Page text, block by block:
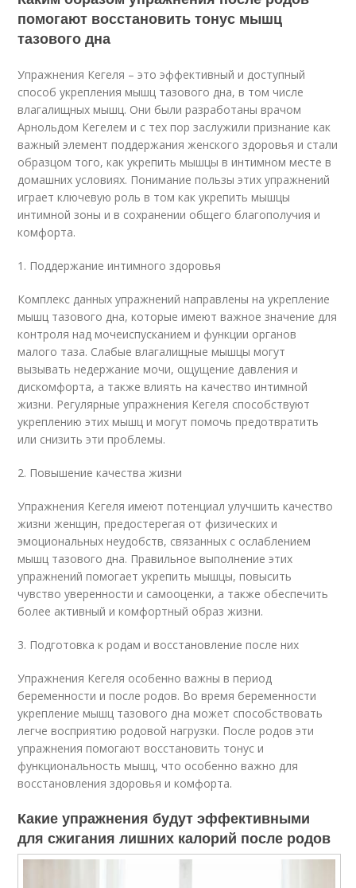
помогают восстановить тонус мышц
тазового дна
Упражнения Кегеля – это эффективный и доступный
способ укрепления мышц тазового дна, в том числе
влагалищных мышц. Они были разработаны врачом
Арнольдом Кегелем и с тех пор заслужили признание как
важный элемент поддержания женского здоровья и стали
образцом того, как укрепить мышцы в интимном месте в
домашних условиях. Понимание пользы этих упражнений
играет ключевую роль в том как укрепить мышцы
интимной зоны и в сохранении общего благополучия и
комфорта.
1. Поддержание интимного здоровья
Комплекс данных упражнений направлены на укрепление
мышц тазового дна, которые имеют важное значение для
контроля над мочеиспусканием и функции органов
малого таза. Слабые влагалищные мышцы могут
вызывать недержание мочи, ощущение давления и
дискомфорта, а также влиять на качество интимной
жизни. Регулярные упражнения Кегеля способствуют
укреплению этих мышц и могут помочь предотвратить
или снизить эти проблемы.
2. Повышение качества жизни
Упражнения Кегеля имеют потенциал улучшить качество
жизни женщин, предостерегая от физических и
эмоциональных неудобств, связанных с ослаблением
мышц тазового дна. Правильное выполнение этих
упражнений помогает укрепить мышцы, повысить
чувство уверенности и самооценки, а также обеспечить
более активный и комфортный образ жизни.
3. Подготовка к родам и восстановление после них
Упражнения Кегеля особенно важны в период
беременности и после родов. Во время беременности
укрепление мышц тазового дна может способствовать
легче восприятию родовой нагрузки. После родов эти
упражнения помогают восстановить тонус и
функциональность мышц, что особенно важно для
восстановления здоровья и комфорта.
Какие упражнения будут эффективными
для сжигания лишних калорий после родов